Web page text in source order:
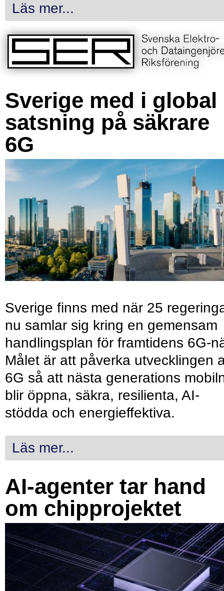
Läs mer...
Sverige med i global
satsning på säkrare
6G
Sverige finns med när 25
nu samlar sig kring en gemensam
handlingsplan för framtidens 6G-
Målet är att påverka utvecklingen
6G så att nästa generations
blir öppna, säkra, resilienta, AI-
stödda och energieffektiva.
Läs mer...
AI-agenter tar hand
om chipprojektet